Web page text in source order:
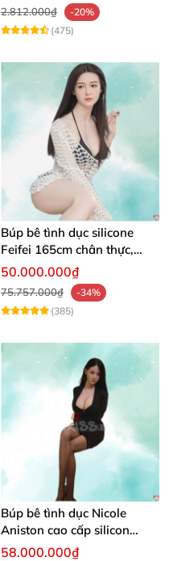
2.812.000₫
-20%
(475)
Búp bê tình dục silicone
Feifei 165cm chân thực,
sang trọng, âm thanh sống
50.000.000₫
75.757.000₫
-34%
(385)
Búp bê tình dục Nicole
Aniston cao cấp silicon
mềm mại giá tốt
58.000.000₫